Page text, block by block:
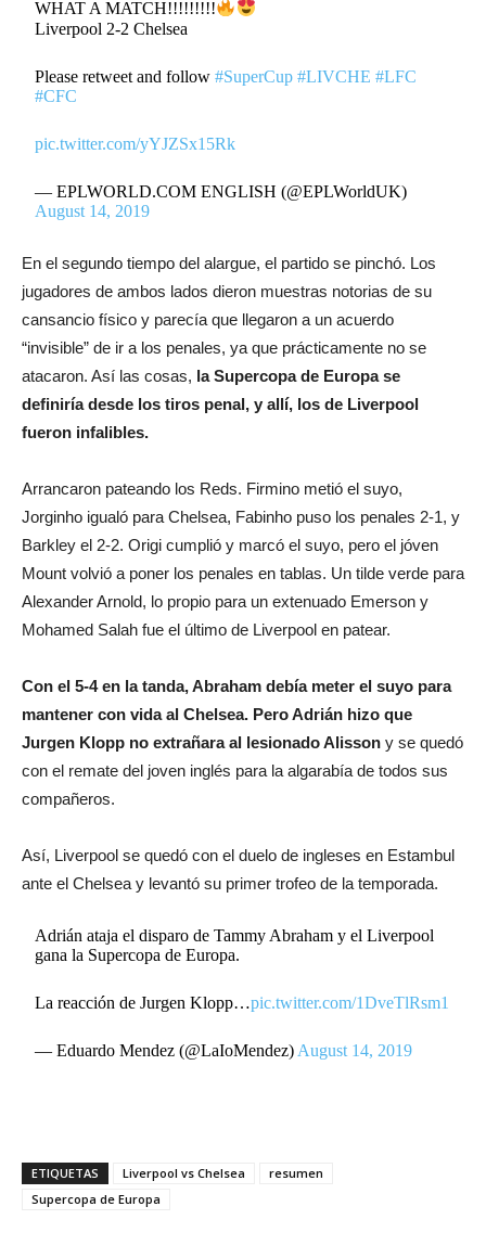
WHAT A MATCH!!!!!!!!!
Liverpool 2-2 Chelsea
Please retweet and follow#SuperCup #LIVCHE #LFC
#CFC
pic.twitter.com/yYJZSx15Rk
— EPLWORLD.COM ENGLISH (@EPLWorldUK)
August 14, 2019
En el segundo tiempo del alargue, el partido se pinchó. Los
jugadores de ambos lados dieron muestras notorias de su
cansancio físico y parecía que llegaron a un acuerdo
“invisible” de ir a los penales, ya que prácticamente no se
atacaron. Así las cosas, la Supercopa de Europa se
definiría desde los tiros penal, y allí, los de Liverpool
fueron infalibles.
Arrancaron pateando los Reds. Firmino metió el suyo,
Jorginho igualó para Chelsea, Fabinho puso los penales 2-1, y
Barkley el 2-2. Origi cumplió y marcó el suyo, pero el jóven
Mount volvió a poner los penales en tablas. Un tilde verde para
Alexander Arnold, lo propio para un extenuado Emerson y
Mohamed Salah fue el último de Liverpool en patear.
Con el 5-4 en la tanda, Abraham debía meter el suyo para
mantener con vida al Chelsea. Pero Adrián hizo que
Jurgen Klopp no extrañara al lesionado Alisson y se quedó
con el remate del joven inglés para la algarabía de todos sus
compañeros.
Así, Liverpool se quedó con el duelo de ingleses en Estambul
ante el Chelsea y levantó su primer trofeo de la temporada.
Adrián ataja el disparo de Tammy Abraham y el Liverpool
gana la Supercopa de Europa.
La reacción de Jurgen Klopp…pic.twitter.com/1DveTlRsm1
— Eduardo Mendez (@LaIoMendez) August 14, 2019
ETIQUETAS Liverpool vs Chelsea
resumen
Supercopa de Europa